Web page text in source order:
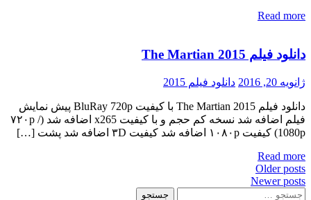
Read more
دانلود فیلم The Martian 2015
ژانویه 20, 2016 دانلود فیلم 2015
دانلود فیلم The Martian 2015 با کیفیت BluRay 720p پیش نمایش
فیلم اضافه شد نسخه کم حجم و با کیفیت x265 اضافه شد (۷۲۰p /
1080p) کیفیت ۱۰۸۰p اضافه شد کیفیت ۳D اضافه شد پشت […]
Read more
Posts
navigation
Older posts
Newer posts
جستجو